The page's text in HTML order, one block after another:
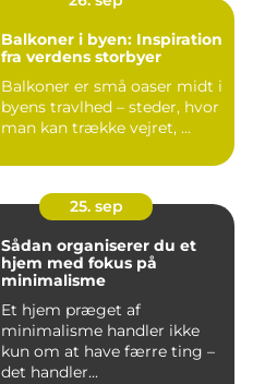
Balkoner i byen: Inspiration
fra verdens storbyer
Balkoner er små oaser midt i
byens travlhed – steder, hvor
man kan trække vejret, ...
25. sep
Sådan organiserer du et
hjem med fokus på
minimalisme
Et hjem præget af
minimalisme handler ikke
kun om at have færre ting –
det handler...